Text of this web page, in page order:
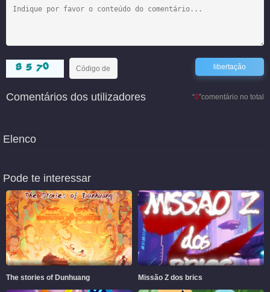
“0”comentário no total
Comentários dos utilizadores
Elenco
Pode te interessar
The stories of Dunhuang Missão Z dos brics